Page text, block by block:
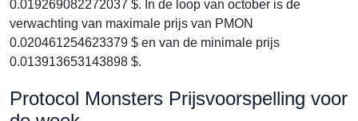
0.019269082272037 $. In de loop van october is de
verwachting van maximale prijs van PMON
0.020461254623379 $ en van de minimale prijs
0.013913653143898 $.
Protocol Monsters Prijsvoorspelling voor